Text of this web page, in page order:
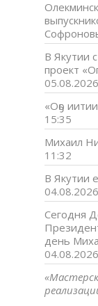
В Якутии
проект
«Оҕо
15:35
Михаил
11:32
В Якутии
Сегодня
день